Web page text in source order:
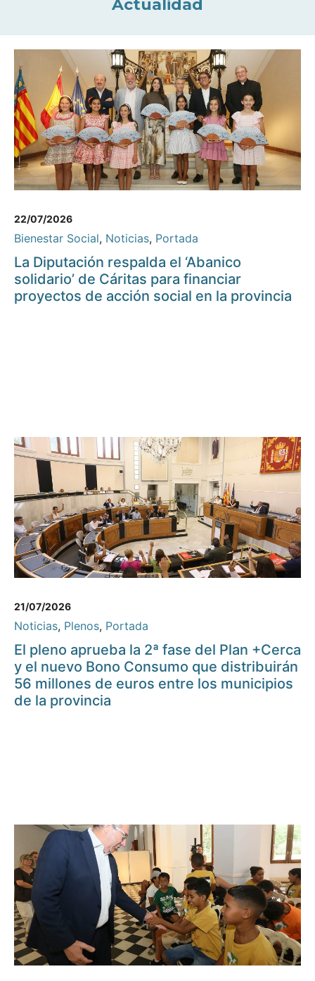
Actualidad
22/07/2026
Bienestar Social, Noticias, Portada
La Diputación respalda el ‘Abanico
solidario’ de Cáritas para financiar
proyectos de acción social en la provincia
21/07/2026
Noticias, Plenos, Portada
El pleno aprueba la 2ª fase del Plan +Cerca
y el nuevo Bono Consumo que distribuirán
56 millones de euros entre los municipios
de la provincia